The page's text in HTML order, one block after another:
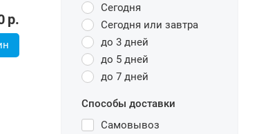
р.
Сегодня
Сегодня или завтра
до 3 дней
до 5 дней
до 7 дней
Способы доставки
Самовывоз